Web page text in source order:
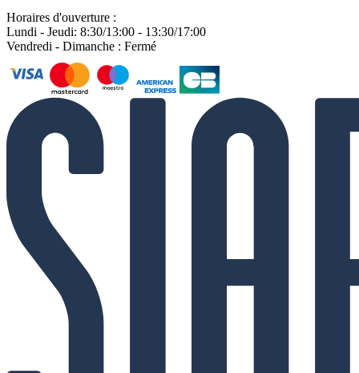
Horaires d'ouverture :
Lundi - Jeudi: 8:30/13:00 - 13:30/17:00
Vendredi - Dimanche : Fermé